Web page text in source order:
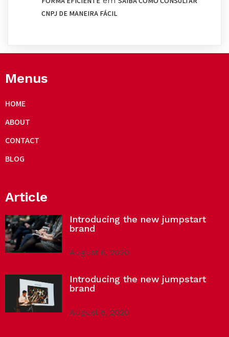
CNPJ DE MANEIRA FÁCIL
Menus
HOME
ABOUT
CONTACT
BLOG
Article
Introducing the new jumpstart
brand
August 6, 2020
Introducing the new jumpstart
brand
August 6, 2020